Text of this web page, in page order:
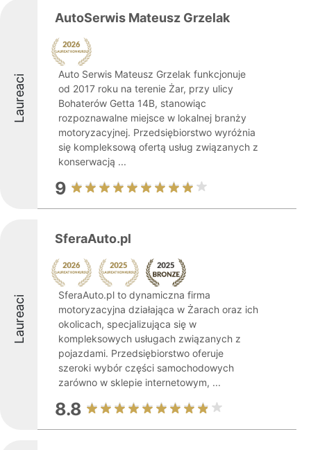
Laureaci
AutoSerwis Mateusz Grzelak
Auto Serwis Mateusz Grzelak funkcjonuje
od 2017 roku na terenie Żar, przy ulicy
Bohaterów Getta 14B, stanowiąc
rozpoznawalne miejsce w lokalnej branży
motoryzacyjnej. Przedsiębiorstwo wyróżnia
się kompleksową ofertą usług związanych z
konserwacją ...
9
Laureaci
SferaAuto.pl
SferaAuto.pl to dynamiczna firma
motoryzacyjna działająca w Żarach oraz ich
okolicach, specjalizująca się w
kompleksowych usługach związanych z
pojazdami. Przedsiębiorstwo oferuje
szeroki wybór części samochodowych
zarówno w sklepie internetowym, ...
8.8